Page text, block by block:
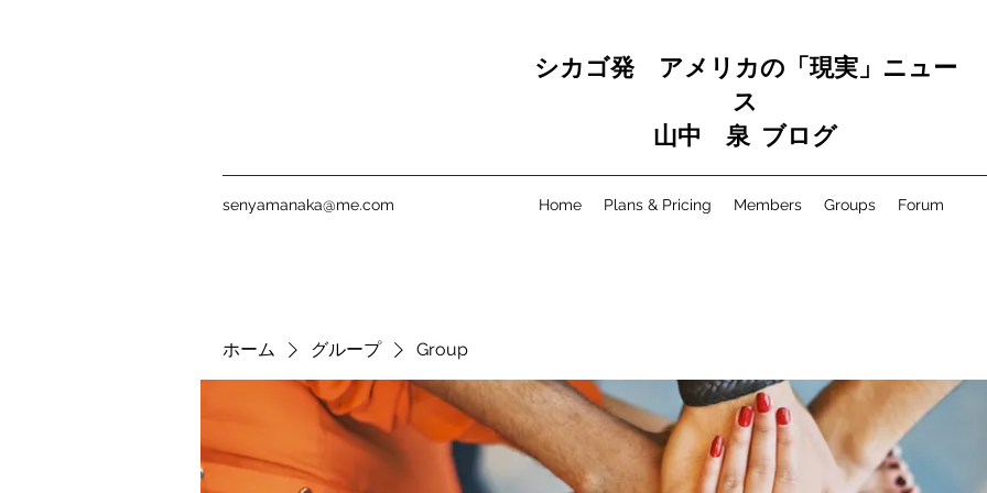
シカゴ発 アメリカの「現実」ニュー
ス
山中 泉 ブログ
senyamanaka@me.com Home Plans & Pricing Members Groups Forum
ホーム グループ Group